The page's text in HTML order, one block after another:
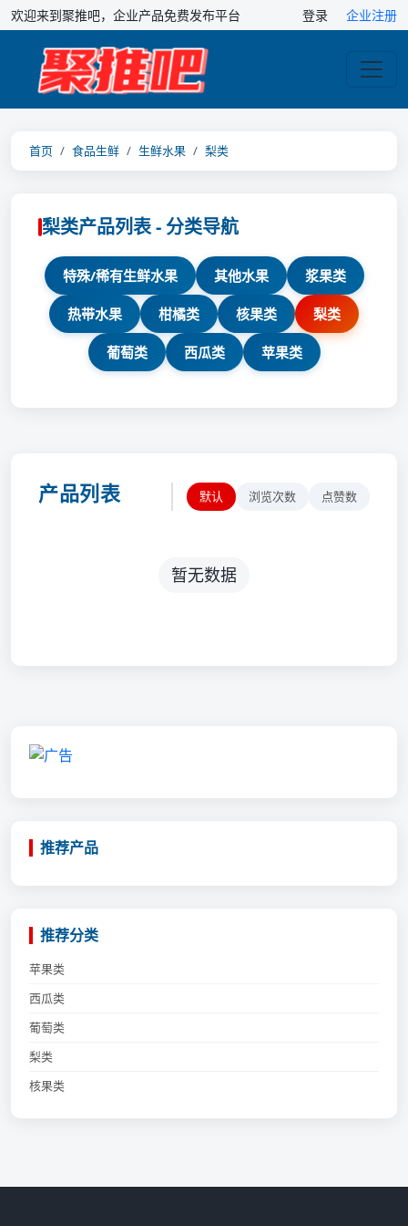
欢迎来到聚推吧，企业产品免费发布平台 登录 企业注册
首页 食品生鲜 生鲜水果 梨类
梨类产品列表 - 分类导航
特殊/稀有生鲜水果 其他水果 浆果类
热带水果 柑橘类 核果类 梨类
葡萄类 西瓜类 苹果类
产品列表 默认 浏览次数 点赞数
暂无数据
推荐产品
推荐分类
苹果类
西瓜类
葡萄类
梨类
核果类